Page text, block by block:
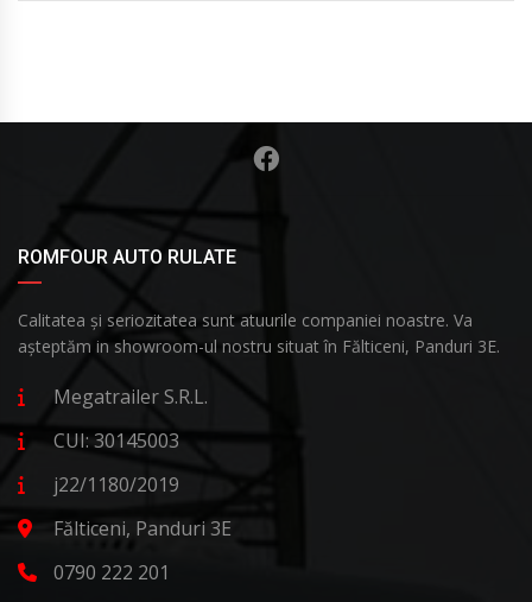
ROMFOUR AUTO RULATE
Calitatea și seriozitatea sunt atuurile companiei noastre. Va
așteptăm in showroom-ul nostru situat în Fălticeni, Panduri 3E.
Megatrailer S.R.L.
CUI: 30145003
j22/1180/2019
Fălticeni, Panduri 3E
0790 222 201